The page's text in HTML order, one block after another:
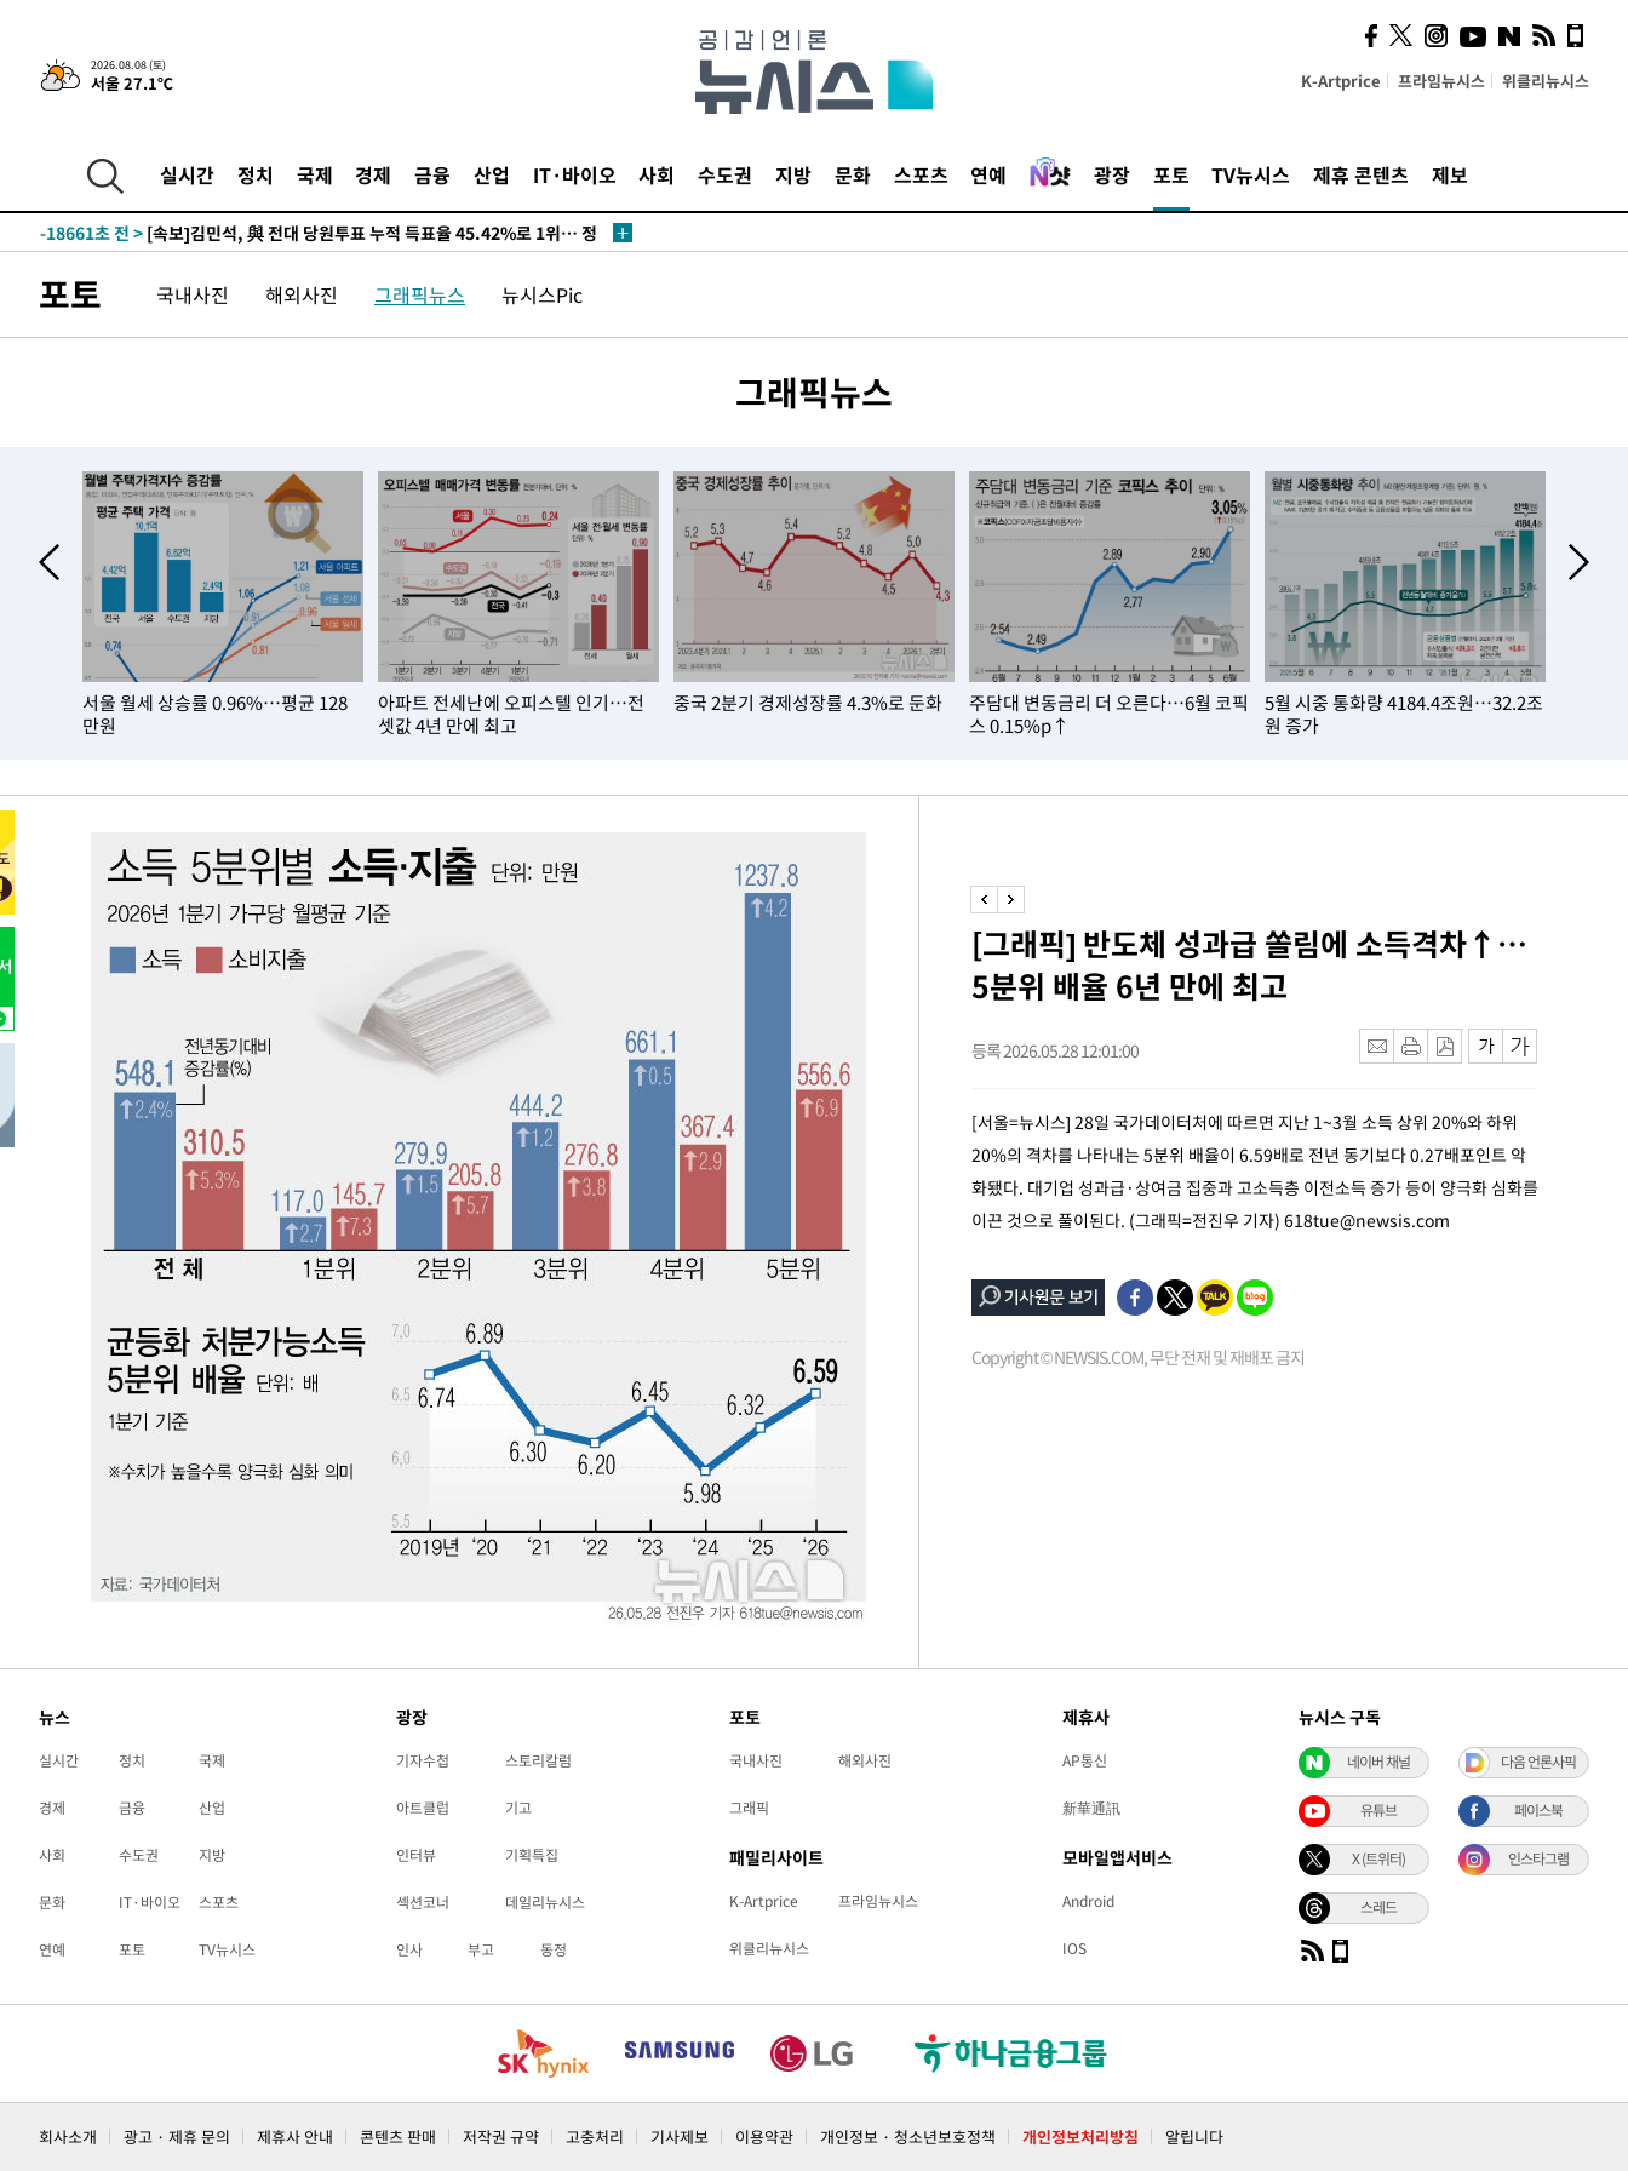
2026.08.08 (토)
서울 27.1℃ K-Artprice 프라임뉴시스 위클리뉴시스
실시간 정치 국제 경제 금융 산업 IT·바이오 사회 수도권 지방 문화 스포츠 연예 광장 포토 TV뉴시스 제휴 콘텐츠 제보
-27661초 전 >
이란 "호르무즈 재개방 합의 근접…美 배상 선행돼야"
-18708초 전 >
한민수·김용 순
-18661초 전 > [속보]김민석, 與 전대 당원투표 누적 득표율 45.42%로 1위… 정
42.08%·宋 10.17%
-17477초 전 >
이강인 "아틀레티코 이적 기뻐…등번호 7번 의미보단 팀 위해 뛸
-17412초 전 >[속보]與 당대표 경선, 제주·인천 권리당원 투표 김민석 승리
-9207초 전 >온열질환 사망자 3명 늘어…누적 환자 3000명 돌파
-3152초 전 >강릉에 시간당 81.4㎜ 물폭탄…도로 잠기고 담벼락 붕괴
12분 전 >
백운산서 80년근 천종산삼 9뿌리 발견…감정가 1.3억원
50분 전 >선재도서 해루질 나섰다 실종 60대, 닷새 만에 숨진 채 발견
1시간 전 >남자 농구, 나고야 아시안게임서 '홈팀' 일본과 한일전
1시간 전 >여수 오동도 해상서 모터보트 전복…1명 사망·1명 실종
2시간 전 >극한폭염 한풀 꺾이지만…'낮 최고 35도' 무더위, 열대야 계속[다음주
3시간 전 >축구협회 "압수수색·성접대 논란 사과…쇄신의 기회로 삼겠다"
3시간 전 >[속보]'압수수색·성접대 논란' 축구협회 "실망과 걱정 안겨드려 죄송"
-27661초 전 >
이란 "호르무즈 재개방 합의 근접…美 배상 선행돼야"
-18708초 전 >[속보]與최고위원 제주·인천 순회경선…박선원·최민희·서미화·
한민수·김용 순
-18661초 전 >[속보]김민석, 與 전대 당원투표 누적 득표율 45.42%로 1위… 정
청래 44.56%
-17943초 전 > [속보]與 대표 경선 제주·인천 당원투표…金 47.75%·鄭
42.08%·宋 10.17%
-17477초 전 >
이강인 "아틀레티코 이적 기뻐…등번호 7번 의미보단 팀 위해 뛸
[속보]與 당대표 경선, 제주·인천 권리당원 투표 김민석 승리
낮 최고 35도 '무더위'…동해안 시간당 30㎜ '강한 비'[내일날씨]
-10456초 전 >[속보]이강인 "감독님이 원하는 마음 느꼈고, 많은 트로피 원해 아
틀레티코 이적"
-10238초 전 >수도권 40도 육박 '펄펄'…동해안 일부 지역엔 호의주의보
온열질환 사망자 3명 늘어…누적 환자 3000명 돌파
강릉에 시간당 81.4㎜ 물폭탄…도로 잠기고 담벼락 붕괴
백운산서 80년근 천종산삼 9뿌리 발견…감정가 1.3억원
50분 전 >선재도서 해루질 나섰다 실종 60대, 닷새 만에 숨진 채 발견
남자 농구, 나고야 아시안게임서 '홈팀' 일본과 한일전
여수 오동도 해상서 모터보트 전복…1명 사망·1명 실종
2시간 전 >극한폭염 한풀 꺾이지만…'낮 최고 35도' 무더위, 열대야 계속[다음주
3시간 전 >축구협회 "압수수색·성접대 논란 사과…쇄신의 기회로 삼겠다"
3시간 전 >[속보]'압수수색·성접대 논란' 축구협회 "실망과 걱정 안겨드려 죄송"
'최고 37도' 폭염 지속…강원동해안 최대 150㎜ 비
[속보]뉴욕증시 상승 마감…S&P 0.6% 나스닥 1.3%↑
포토 국내사진 해외사진 그래픽뉴스 뉴시스Pic
그래픽뉴스
서울 월세 상승률 0.96%…평균 128
만원
아파트 전세난에 오피스텔 인기…전
셋값 4년 만에 최고
중국 2분기 경제성장률 4.3%로 둔화
주담대 변동금리 더 오른다…6월 코픽
스 0.15%p↑
5월 시중 통화량 4184.4조원…32.2조
원 증가
[그래픽] 반도체 성과급 쏠림에 소득격차↑…
5분위 배율 6년 만에 최고
등록 2026.05.28 12:01:00
[서울=뉴시스] 28일 국가데이터처에 따르면 지난 1~3월 소득 상위 20%와 하위
20%의 격차를 나타내는 5분위 배율이 6.59배로 전년 동기보다 0.27배포인트 악
화됐다. 대기업 성과급·상여금 집중과 고소득층 이전소득 증가 등이 양극화 심화를
이끈 것으로 풀이된다. (그래픽=전진우 기자) 618tue@newsis.com
Copyright © NEWSIS.COM, 무단 전재 및 재배포 금지
뉴스
실시간 정치 국제
경제 금융 산업
사회 수도권 지방
문화 IT·바이오 스포츠
연예 포토 TV뉴시스
광장
기자수첩 스토리칼럼
아트클럽 기고
인터뷰 기획특집
섹션코너 데일리뉴시스
인사 부고 동정
포토
국내사진 해외사진
그래픽
패밀리사이트
K-Artprice 프라임뉴시스
위클리뉴시스
제휴사
AP통신
新華通訊
모바일앱서비스
Android
IOS
뉴시스 구독
네이버 채널 다음 언론사픽
유튜브 페이스북
X (트위터) 인스타그램
스레드
회사소개 광고 · 제휴 문의 제휴사 안내 콘텐츠 판매 저작권 규약 고충처리 기사제보 이용약관 개인정보 · 청소년보호정책 개인정보처리방침 알립니다